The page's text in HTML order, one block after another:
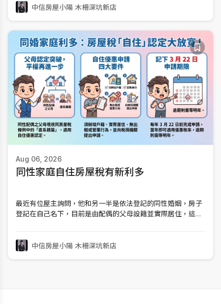
部遺產稅，符合規定的情況下，可以向國稅局申請按照自己的
中信房屋小陽 木柵深坑新店
Aug 06, 2026
同性家庭自住房屋稅有新利多
最近有位屋主詢問，他和另一半是依法登記的同性婚姻，房子
登記在自己名下，目前是由配偶的父母設籍並實際居住，這樣
性婚姻家庭享有一致的租稅待遇，只要符合相關條件，就可以
中信房屋小陽 木柵深坑新店